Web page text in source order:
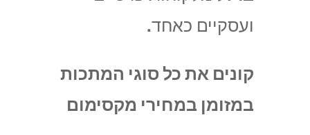
ועסקיים כאחד.
קונים את כל סוגי המתכות
במזומן במחירי מקסימום